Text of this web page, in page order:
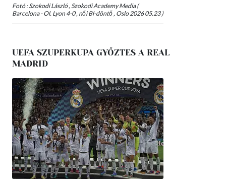
Fotó : Szokodi László , Szokodi Academy Media (
Barcelona - Ol. Lyon 4-0 , női Bl-döntő , Oslo 2026 05.23 )
UEFA SZUPERKUPA GYŐZTES A REAL
MADRID